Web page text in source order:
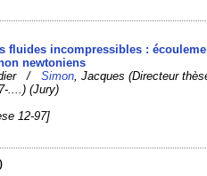
fluides incompressibles :
newtoniens
/Simon , Jacques (Directeur
....) (Jury)
12-97]